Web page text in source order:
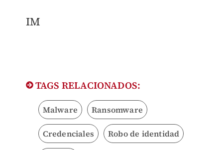
​IM
TAGS RELACIONADOS:
Malware Ransomware
Credenciales Robo de identidad